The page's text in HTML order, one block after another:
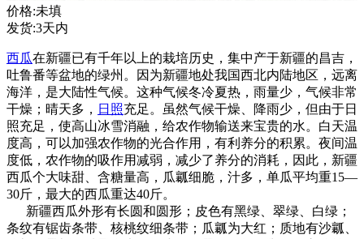
价格:未填
发货:3天内
西瓜在新疆已有千年以上的栽培历史，集中产于新疆的昌吉，
吐鲁番等盆地的绿州。因为新疆地处我国西北内陆地区，远离
海洋，是大陆性气候。这种气候冬冷夏热，雨量少，气候非常
干燥；晴天多， 日照充足。虽然气候干燥、降雨少，但由于日
照充足，使高山冰雪消融，给农作物输送来宝贵的水。白天温
度高，可以加强农作物的光合作用，有利养分的积累。夜间温
度低，农作物的吸作用减弱，减少了养分的消耗，因此，新疆
西瓜个大味甜、含糖量高，瓜瓤细脆，汁多，单瓜平均重15—
30斤，最大的西瓜重达40斤。
新疆西瓜外形有长圆和圆形；皮色有黑绿、翠绿、白绿；
条纹有锯齿条带、核桃纹细条带；瓜瓤为大红；质地有沙瓤、